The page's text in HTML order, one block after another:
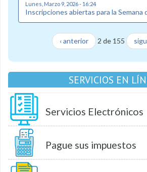
Lunes, Marzo 9, 2026 - 16:24
Inscripciones abiertas para la Semana
‹ anterior 2 de 155
SERVICIOS EN
Servicios Electrónicos
Pague sus impuestos